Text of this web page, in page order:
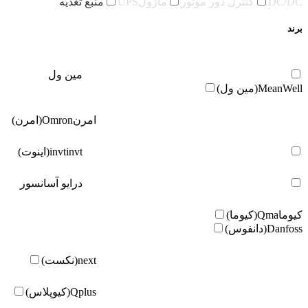
برند
مین ول
MeanWell(مین ول)
امرنOmron(امرن)
invtinvt(اینوت)
درایو آسانسور
کیوماQma(کیوما)
Danfoss(دانفوس)
next(نکست)
Qplus(کیوپلاس)